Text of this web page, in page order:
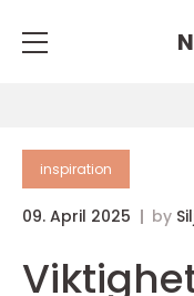
inspiration
09. April 2025 by